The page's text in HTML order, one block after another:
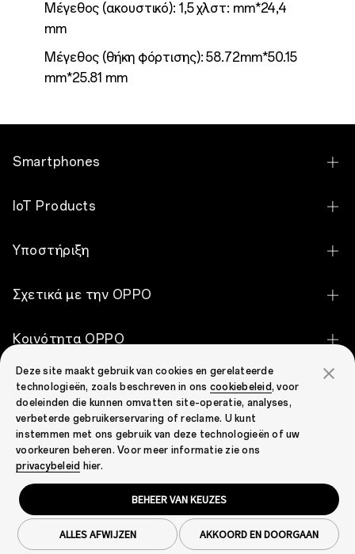
Μέγεθος (ακουστικό): 1,5 χλστ: mm*24,4
mm
Μέγεθος (θήκη φόρτισης): 58.72mm*50.15
mm*25.81 mm
Smartphones
OPPO Find X9 Ultra
OPPO Find X9 Pro
OPPO Reno16 Pro 5G
OPPO Reno16 FS 5G
OPPO A6
Προβολή όλων των
IoT Products
OPPO Pad 5
OPPO Watch S
OPPO Watch X
OPPO Enco Clip2 Open Earbuds
OPPO Enco Air5 Pro
OPPO Enco Air4 Pro
OPPO Enco Air3i
OPPO Enco Buds3 Pro
OPPO Enco Buds2 Pro
Υποστήριξη
Επικοινωνήστε μαζί μας
Αναβάθμιση λογισμικού
Πολιτική εγγύησης
Σχετικά με την OPPO
Η ιστορία μας
Κοινότητα OPPO
Κοινότητα OPPO
Greece（Ελληνικά）
Απόρρητο
Νομοθεσία & Συμμόρφωση
Copyright © 2004-2026 OPPO. Με την επιφύλαξη παντός
δικαιώματος.
Deze site maakt gebruik van cookies en gerelateerde
technologieën, zoals beschreven in ons cookiebeleid, voor
doeleinden die kunnen omvatten site-operatie, analyses,
verbeterde gebruikerservaring of reclame. U kunt
instemmen met ons gebruik van deze technologieën of uw
voorkeuren beheren. Voor meer informatie zie ons
privacybeleid hier.
BEHEER VAN KEUZES
AKKOORD EN DOORGAAN
ALLES AFWIJZEN